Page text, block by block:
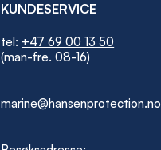
KUNDESERVICE
tel: +47 69 00 13 50
(man-fre. 08-16)
marine@hansenprotection.no